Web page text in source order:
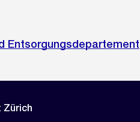
Entsorgungsdepartement
Zürich